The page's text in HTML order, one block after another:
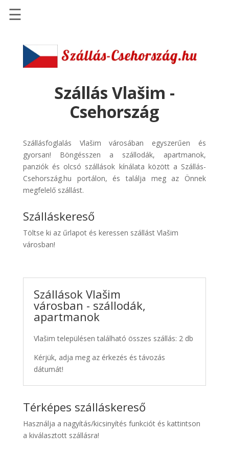
Szállások
Szállásinfo.eu
pénzvisszatérítéssel
Discover
Cars
Transzfer
Kiwi
Taxi
☰
Szállás Vlašim -
Csehország
Szállásfoglalás Vlašim városában egyszerűen és
gyorsan! Böngésszen a szállodák, apartmanok,
panziók és olcsó szállások kínálata között a Szállás-
Csehország.hu portálon, és találja meg az Önnek
megfelelő szállást.
Szálláskereső
Töltse ki az űrlapot és keressen szállást Vlašim
városban!
Szállások Vlašim
városban - szállodák,
apartmanok
Vlašim településen található összes szállás: 2 db
Kérjük, adja meg az érkezés és távozás
dátumát!
Térképes szálláskereső
Használja a nagyítás/kicsinyítés funkciót és kattintson
a kiválasztott szállásra!